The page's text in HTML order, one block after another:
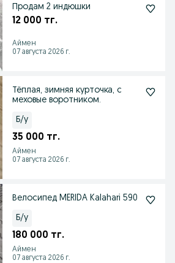
Продам 2 индюшки
12 000 тг.
Аймен
07 августа 2026 г.
Тёплая, зимняя курточка, с
меховые воротником.
Б/у
35 000 тг.
Аймен
07 августа 2026 г.
Велосипед MERIDA Kalahari 590
Б/у
180 000 тг.
Аймен
07 августа 2026 г.